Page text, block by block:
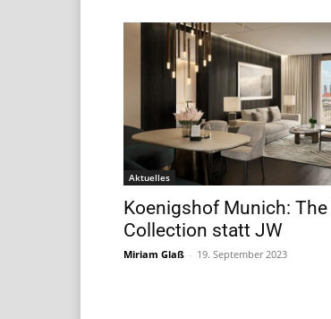
Aktuelles
Koenigshof Munich: The
Collection statt JW
Miriam Glaß - 19. September 2023